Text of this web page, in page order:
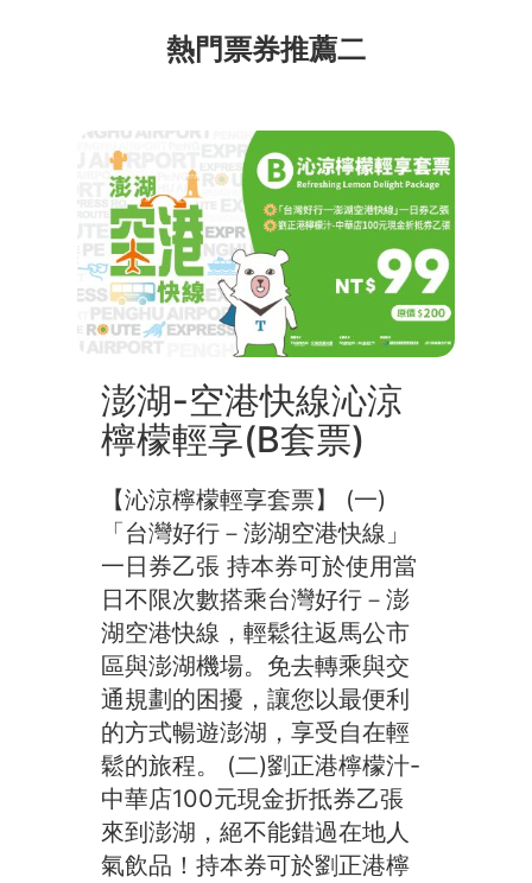
熱門票券推薦二
澎湖-空港快線沁涼
檸檬輕享(B套票)
【沁涼檸檬輕享套票】 (一)
「台灣好行－澎湖空港快線」
一日券乙張 持本券可於使用當
日不限次數搭乘台灣好行－澎
湖空港快線，輕鬆往返馬公市
區與澎湖機場。免去轉乘與交
通規劃的困擾，讓您以最便利
的方式暢遊澎湖，享受自在輕
鬆的旅程。 (二)劉正港檸檬汁-
中華店100元現金折抵券乙張
來到澎湖，絕不能錯過在地人
氣飲品！持本券可於劉正港檸